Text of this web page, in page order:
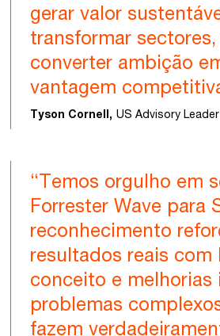
gerar valor
transformar
converter ambição
vantagem
Tyson Cornell, US Advisory
“Temos orgulho em
Forrester Wave para
reconhecimento
resultados reais com
conceito e
problemas
fazem